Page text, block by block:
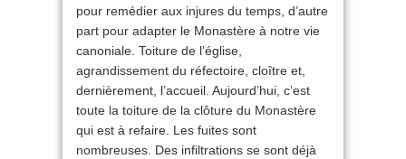
pour remédier aux injures du temps, d’autre
part pour adapter le Monastère à notre vie
canoniale. Toiture de l’église,
agrandissement du réfectoire, cloître et,
dernièrement, l’accueil. Aujourd’hui, c’est
toute la toiture de la clôture du Monastère
qui est à refaire. Les fuites sont
nombreuses. Des infiltrations se sont déjà